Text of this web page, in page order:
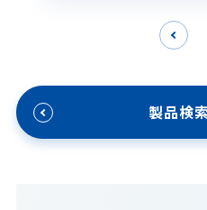
製品検